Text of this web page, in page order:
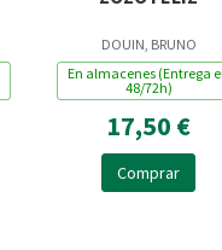
DOUIN, BRUNO
En almacenes (Entrega
48/72h)
17,50 €
Comprar